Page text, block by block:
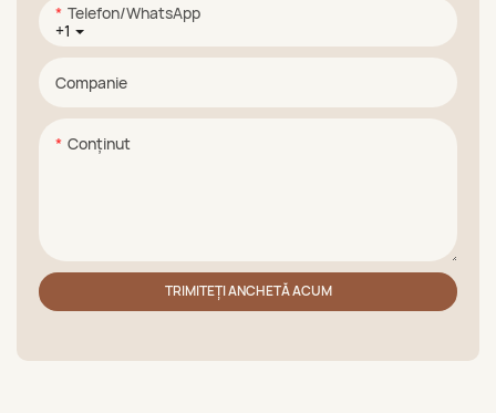
+1
Telefon/WhatsApp
Companie
Conţinut
TRIMITEȚI ANCHETĂ ACUM